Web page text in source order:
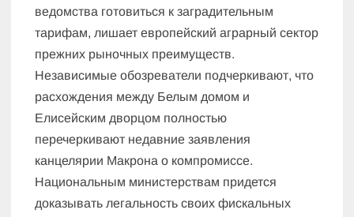
ведомства готовиться к заградительным
тарифам, лишает европейский аграрный сектор
прежних рыночных преимуществ.
Независимые обозреватели подчеркивают, что
расхождения между Белым домом и
Елисейским дворцом полностью
перечеркивают недавние заявления
канцелярии Макрона о компромиссе.
Национальным министерствам придется
доказывать легальность своих фискальных